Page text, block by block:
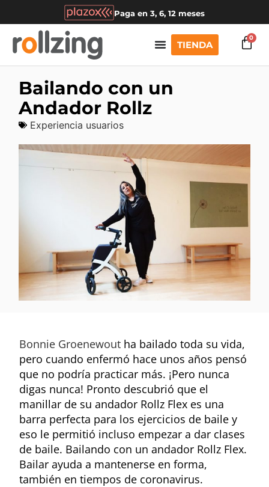
Paga en 3, 6, 12 meses
TIENDA
0
Bailando con un
Andador Rollz
Experiencia usuarios
Bonnie Groenewout ha bailado toda su vida,
pero cuando enfermó hace unos años pensó
que no podría practicar más. ¡Pero nunca
digas nunca! Pronto descubrió que el
manillar de su andador Rollz Flex es una
barra perfecta para los ejercicios de baile y
eso le permitió incluso empezar a dar clases
de baile. Bailando con un andador Rollz Flex.
Bailar ayuda a mantenerse en forma,
también en tiempos de coronavirus.